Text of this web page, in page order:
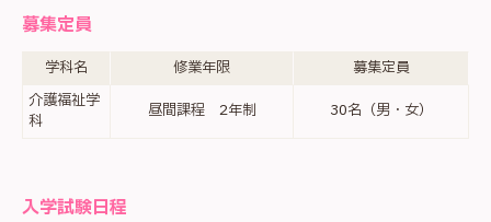
募集定員
学科名 修業年限
募集定員
介護福祉学
科
昼間課程 2年制 30名（男・女）
入学試験日程